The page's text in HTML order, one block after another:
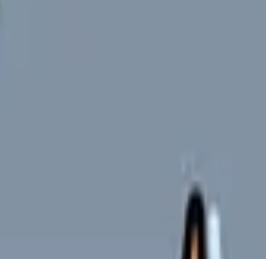
する現場。本記事で見極めポイントと向き不向きを整理します